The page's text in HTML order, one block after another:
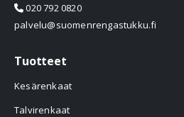
020 792 0820
palvelu@suomenrengastukku.fi
Tuotteet
Kesärenkaat
Talvirenkaat